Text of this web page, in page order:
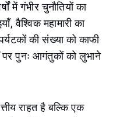
में गंभीर चुनौतियों का
वैश्विक महामारी का
की संख्या को काफी
पर पुनः आगंतुकों को लुभाने
राहत है बल्कि एक